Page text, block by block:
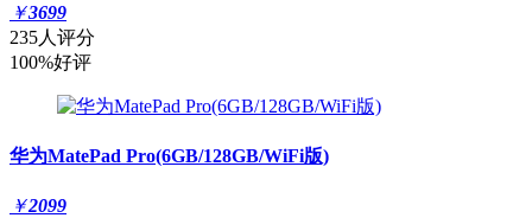
￥3699
235人评分
100%好评
华为MatePad Pro(6GB/128GB/WiFi版)
￥2099